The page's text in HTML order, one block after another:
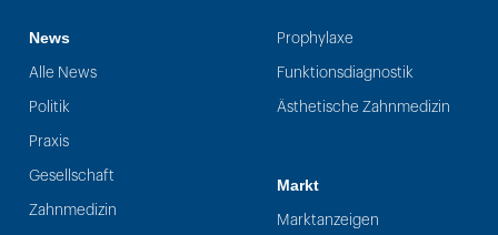
News
Alle News
Politik
Praxis
Gesellschaft
Zahnmedizin
Prophylaxe
Funktionsdiagnostik
Ästhetische Zahnmedizin
Markt
Marktanzeigen